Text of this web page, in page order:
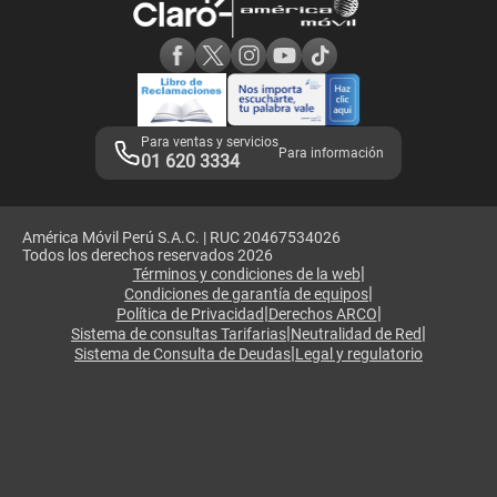
Adquirientes iPhone 6, 6S y SE
Mensaje de Seguridad
Términos y Condiciones de Tienda Claro
Libro de Reclamaciones
Legales de marketplace
Para ventas y servicios
01 620 3334 Para información
América Móvil Perú S.A.C. | RUC 20467534026
Todos los derechos reservados 2026
Términos y condiciones de la web|
Condiciones de garantía de equipos|
Política de Privacidad|Derechos ARCO|
Sistema de consultas Tarifarias|Neutralidad de Red|
Sistema de Consulta de Deudas|Legal y regulatorio